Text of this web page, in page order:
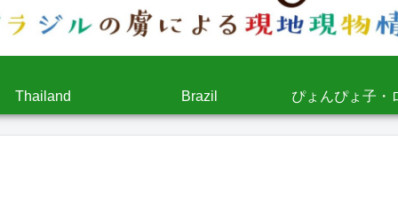
Thailand Brazil ぴょんぴょ子・